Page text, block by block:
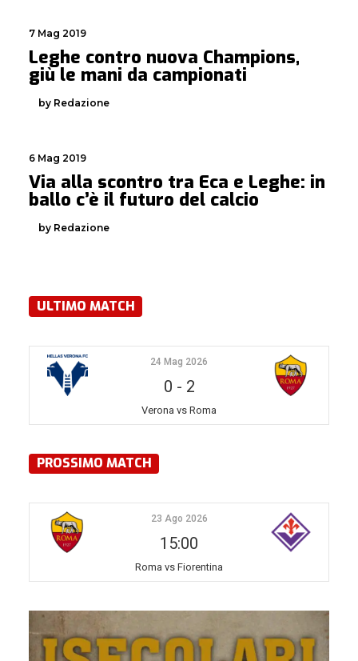
7 Mag 2019
Leghe contro nuova Champions,
giù le mani da campionati
by Redazione
6 Mag 2019
Via alla scontro tra Eca e Leghe: in
ballo c’è il futuro del calcio
by Redazione
ULTIMO MATCH
24 Mag 2026
0 - 2
Verona vs Roma
PROSSIMO MATCH
23 Ago 2026
15:00
Roma vs Fiorentina